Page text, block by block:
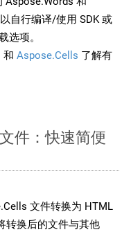
自行编译/使用 SDK 或
选项。
和 Aspose.Cells 了解有
件：快速简便
文件转换为 HTML
转换后的文件与其他